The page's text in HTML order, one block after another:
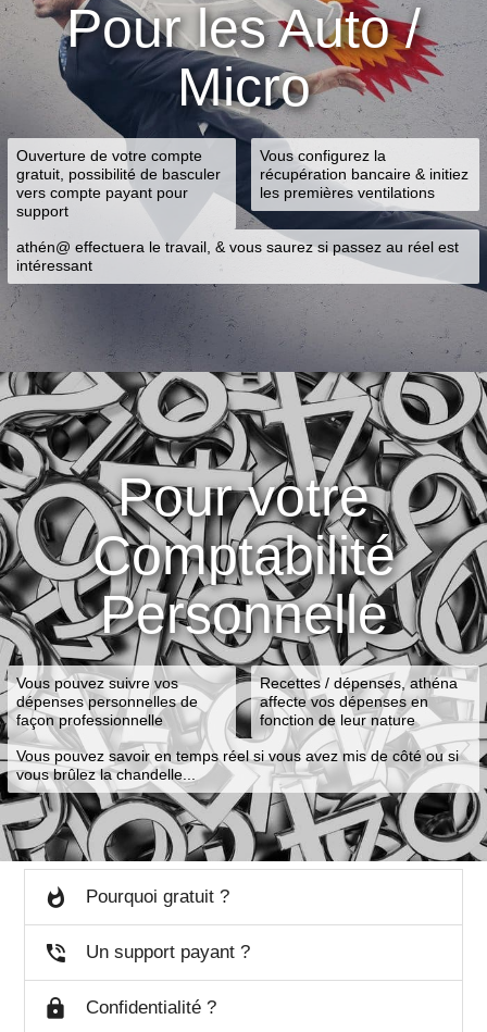
Pour les Auto /
Micro
Ouverture de votre compte
gratuit, possibilité de basculer
vers compte payant pour
support
Vous configurez la
récupération bancaire & initiez
les premières ventilations
athén@ effectuera le travail, & vous saurez si passez au réel est
intéressant
Pour votre
Comptabilité
Personnelle
Vous pouvez suivre vos
dépenses personnelles de
façon professionnelle
Recettes / dépenses, athéna
affecte vos dépenses en
fonction de leur nature
Vous pouvez savoir en temps réel si vous avez mis de côté ou si
vous brûlez la chandelle...
Pourquoi gratuit ?
Un support payant ?
Confidentialité ?